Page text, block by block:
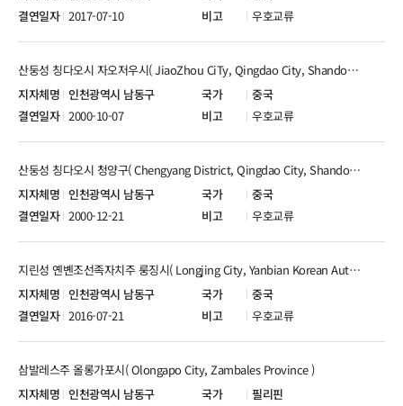
2017-07-10 우호교류
인천광역시 남동구 중국
산둥성 칭다오시 자오저우시( JiaoZhou CiTy, Qingdao City, Shandong Province )
2000-10-07 우호교류
인천광역시 남동구 중국
산둥성 칭다오시 청양구( Chengyang District, Qingdao City, Shandong Province )
2000-12-21 우호교류
인천광역시 남동구 중국
지린성 옌볜조선족자치주 룽징시( Longjing City, Yanbian Korean Autonomous Prefecture, Jilin Province )
2016-07-21 우호교류
인천광역시 남동구 필리핀
삼발레스주 올롱가포시( Olongapo City, Zambales Province )